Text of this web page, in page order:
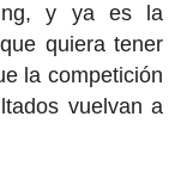
y ya es la
quiera tener
la competición
vuelvan a